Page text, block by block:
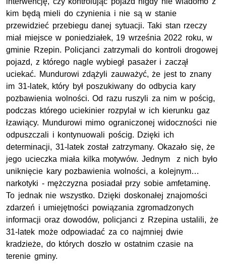
kim będą mieli do czynienia i nie są w stanie
przewidzieć przebiegu danej sytuacji. Taki stan rzeczy
miał miejsce w poniedziałek, 19 września 2022 roku, w
gminie Rzepin. Policjanci zatrzymali do kontroli drogowej
pojazd, z którego nagle wybiegł pasażer i zaczął
uciekać. Mundurowi zdążyli zauważyć, że jest to znany
im 31-latek, który był poszukiwany do odbycia kary
pozbawienia wolności. Od razu ruszyli za nim w pościg,
podczas którego uciekinier rozpylał w ich kierunku gaz
łzawiący. Mundurowi mimo ograniczonej widoczności nie
odpuszczali i kontynuowali pościg. Dzięki ich
determinacji, 31-latek został zatrzymany. Okazało się, że
jego ucieczka miała kilka motywów. Jednym z nich było
uniknięcie kary pozbawienia wolności, a kolejnym…
narkotyki - mężczyzna posiadał przy sobie amfetaminę.
To jednak nie wszystko. Dzięki doskonałej znajomości
zdarzeń i umiejętności powiązania zgromadzonych
informacji oraz dowodów, policjanci z Rzepina ustalili, że
31-latek może odpowiadać za co najmniej dwie
kradzieże, do których doszło w ostatnim czasie na
terenie gminy.